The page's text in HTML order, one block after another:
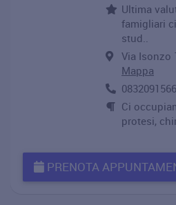
Ultima
famigliari
stud..
Via Isonzo
Mappa
0832091566
Ci
protesi,
PRENOTA